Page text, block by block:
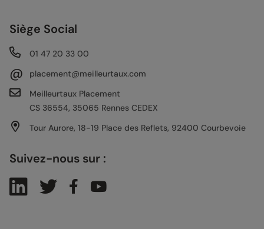
Siège Social
01 47 20 33 00
@
placement@meilleurtaux.com
Meilleurtaux Placement
CS 36554, 35065 Rennes CEDEX
Tour Aurore, 18-19 Place des Reflets, 92400 Courbevoie
Suivez-nous sur :